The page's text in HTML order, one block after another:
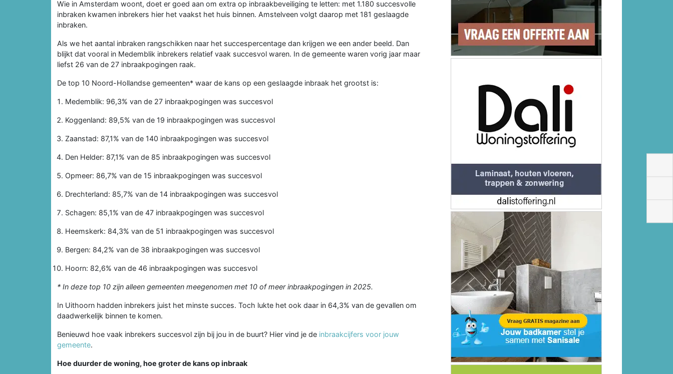
Wie in Amsterdam woont, doet er goed aan om extra op inbraakbeveiliging te letten: met 1.180 succesvolle
inbraken kwamen inbrekers hier het vaakst het huis binnen. Amstelveen volgt daarop met 181 geslaagde
inbraken.
Als we het aantal inbraken rangschikken naar het succespercentage dan krijgen we een ander beeld. Dan
blijkt dat vooral in Medemblik inbrekers relatief vaak succesvol waren. In de gemeente waren vorig jaar maar
liefst 26 van de 27 inbraakpogingen raak.
De top 10 Noord-Hollandse gemeenten* waar de kans op een geslaagde inbraak het grootst is:
Medemblik: 96,3% van de 27 inbraakpogingen was succesvol
Koggenland: 89,5% van de 19 inbraakpogingen was succesvol
Zaanstad: 87,1% van de 140 inbraakpogingen was succesvol
Den Helder: 87,1% van de 85 inbraakpogingen was succesvol
Opmeer: 86,7% van de 15 inbraakpogingen was succesvol
Drechterland: 85,7% van de 14 inbraakpogingen was succesvol
Schagen: 85,1% van de 47 inbraakpogingen was succesvol
Heemskerk: 84,3% van de 51 inbraakpogingen was succesvol
Bergen: 84,2% van de 38 inbraakpogingen was succesvol
Hoorn: 82,6% van de 46 inbraakpogingen was succesvol
* In deze top 10 zijn alleen gemeenten meegenomen met 10 of meer inbraakpogingen in 2025.
In Uithoorn hadden inbrekers juist het minste succes. Toch lukte het ook daar in 64,3% van de gevallen om
daadwerkelijk binnen te komen.
Benieuwd hoe vaak inbrekers succesvol zijn bij jou in de buurt? Hier vind je de inbraakcijfers voor jouw
gemeente.
Hoe duurder de woning, hoe groter de kans op inbraak